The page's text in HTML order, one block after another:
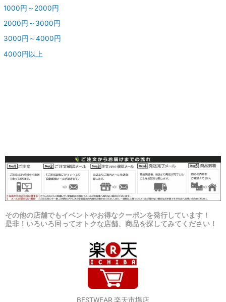
1000円～2000円
2000円～3000円
3000円～4000円
4000円以上